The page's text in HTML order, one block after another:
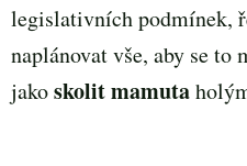
legislativních podmínek,
naplánovat vše, aby se
jakoskolit mamuta